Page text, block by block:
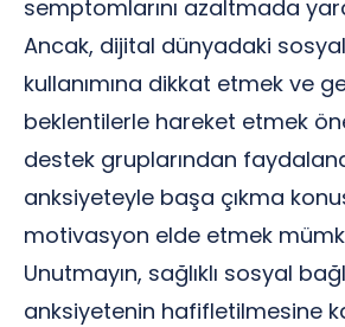
semptomlarını azaltmada
Ancak, dijital dünyadaki
kullanımına dikkat etmek ve
beklentilerle hareket etmek
destek gruplarından
anksiyeteyle başa çıkma
motivasyon elde etmek
Unutmayın, sağlıklı sosyal
anksiyetenin hafifletilmesine